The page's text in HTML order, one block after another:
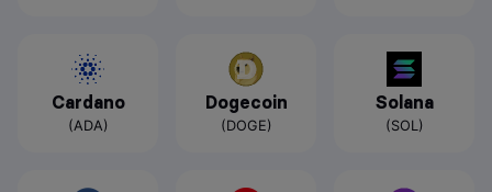
Cardano
(ADA)
Dogecoin
(DOGE)
Solana
(SOL)